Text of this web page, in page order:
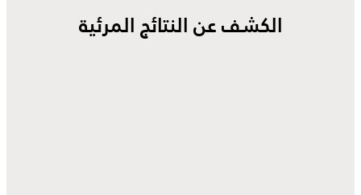
الكشف عن النتائج المرئية